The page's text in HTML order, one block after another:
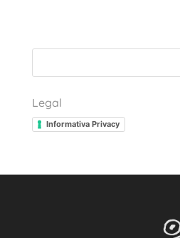
Legal
Informativa Privacy